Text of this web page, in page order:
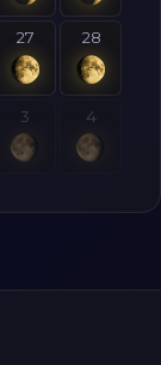
27 28
3 4